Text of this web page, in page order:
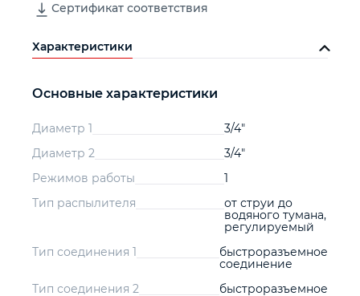
Сертификат соответствия
Характеристики
Основные характеристики
Диаметр 1
3/4"
Диаметр 2
3/4"
Режимов работы
1
Тип распылителя
от струи до
водяного тумана,
регулируемый
Тип соединения 1
быстроразъемное
соединение
Тип соединения 2
быстроразъемное